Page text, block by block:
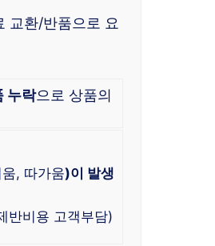
교환/반품으로 요
누락으로 상품의
, 따가움)이 발생
반비용 고객부담)